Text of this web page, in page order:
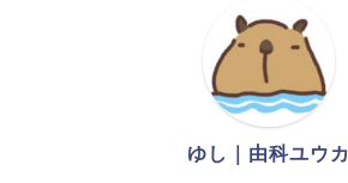
ゆし｜由科ユウカ